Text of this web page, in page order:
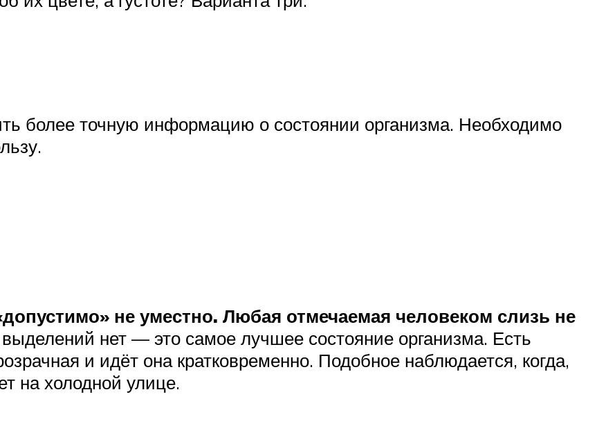
более точную информацию о состоянии организма. Необходимо
не уместно. Любая отмечаемая человеком слизь не
выделений нет — это самое лучшее состояние организма. Есть
и идёт она кратковременно. Подобное наблюдается, когда,
на холодной улице.